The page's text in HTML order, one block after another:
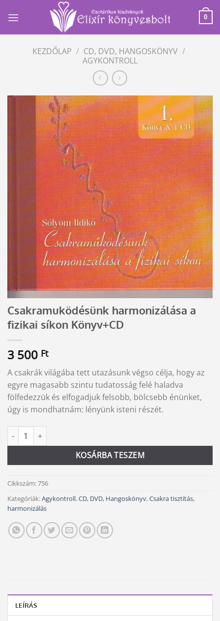
0
KEZDŐLAP / CD, DVD, HANGOSKÖNYV /
AGYKONTROLL
Csakramuködésünk harmonizálása a
fizikai síkon Könyv+CD
3 500 Ft
A csakrák világába tett utazásunk végso célja, hogy az
egyre magasabb szintu tudatosság felé haladva
fölfedezzük és elfogadjuk felsobb, bölcsebb énünket,
úgy is mondhatnám: lényünk isteni részét.
Csakramuködésünk harmonizálása a fizikai síkon Könyv+CD
KOSÁRBA TESZEM
Alternative:
Cikkszám:756
Kategóriák:Agykontroll,CD, DVD, Hangoskönyv,Csakra tisztítás,
harmonizálás
LEÍRÁS